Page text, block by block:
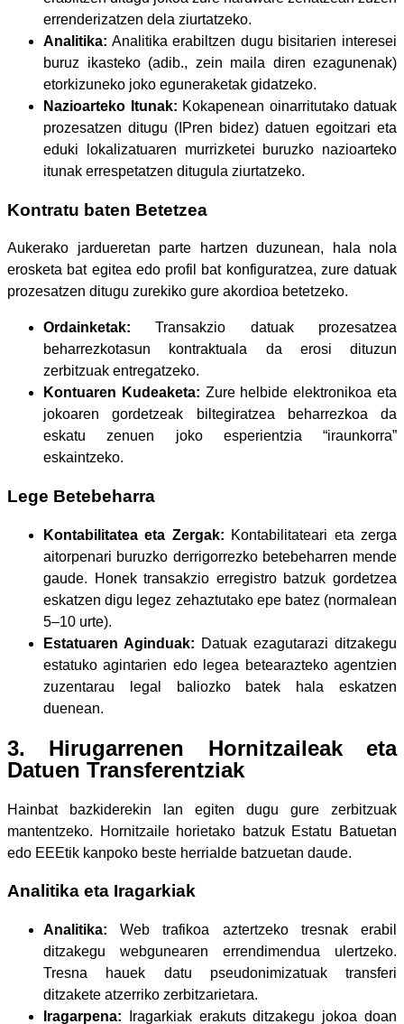
errenderizatzen dela ziurtatzeko.
Analitika: Analitika erabiltzen dugu bisitarien interesei
buruz ikasteko (adib., zein maila diren ezagunenak)
etorkizuneko joko eguneraketak gidatzeko.
Nazioarteko Itunak: Kokapenean oinarritutako datuak
prozesatzen ditugu (IPren bidez) datuen egoitzari eta
eduki lokalizatuaren murrizketei buruzko nazioarteko
itunak errespetatzen ditugula ziurtatzeko.
Kontratu baten Betetzea
Aukerako jardueretan parte hartzen duzunean, hala nola
erosketa bat egitea edo profil bat konfiguratzea, zure datuak
prozesatzen ditugu zurekiko gure akordioa betetzeko.
Ordainketak: Transakzio datuak prozesatzea
beharrezkotasun kontraktuala da erosi dituzun
zerbitzuak entregatzeko.
Kontuaren Kudeaketa: Zure helbide elektronikoa eta
jokoaren gordetzeak biltegiratzea beharrezkoa da
eskatu zenuen joko esperientzia “iraunkorra”
eskaintzeko.
Lege Betebeharra
Kontabilitatea eta Zergak: Kontabilitateari eta zerga
aitorpenari buruzko derrigorrezko betebeharren mende
gaude. Honek transakzio erregistro batzuk gordetzea
eskatzen digu legez zehaztutako epe batez (normalean
5–10 urte).
Estatuaren Aginduak: Datuak ezagutarazi ditzakegu
estatuko agintarien edo legea betearazteko agentzien
zuzentarau legal baliozko batek hala eskatzen
duenean.
3. Hirugarrenen Hornitzaileak eta
Datuen Transferentziak
Hainbat bazkiderekin lan egiten dugu gure zerbitzuak
mantentzeko. Hornitzaile horietako batzuk Estatu Batuetan
edo EEEtik kanpoko beste herrialde batzuetan daude.
Analitika eta Iragarkiak
Analitika: Web trafikoa aztertzeko tresnak erabil
ditzakegu webgunearen errendimendua ulertzeko.
Tresna hauek datu pseudonimizatuak transferi
ditzakete atzerriko zerbitzarietara.
Iragarpena: Iragarkiak erakuts ditzakegu jokoa doan